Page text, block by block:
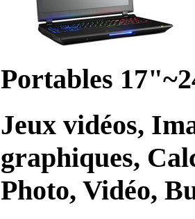
Portables
Jeux vidéos,
graphiques,
Photo, Vidéo,